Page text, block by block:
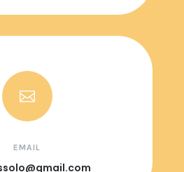

EMAIL